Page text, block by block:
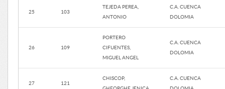
25 103
TEJEDA PEREA,
ANTONIO
C.A. CUENCA
DOLOMIA
26 109
PORTERO
CIFUENTES,
MIGUEL ANGEL
C.A. CUENCA
DOLOMIA
27 121
CHISCOP,
C.A. CUENCA